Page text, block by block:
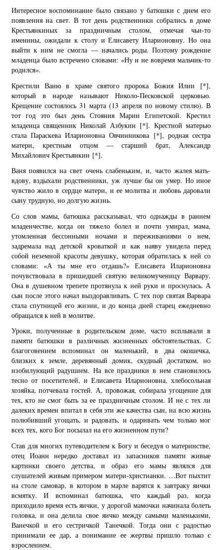
Интересное воспоминание было связано у батюшки с днем его
появления на свет. В тот день родственники собрались в доме
Крестьянкиных за праздничным столом, отмечая чьи-то
именины, ожидали к столу и Елисавету Иларионовну. Но она
выйти к ним не смогла — начались роды. Поэтому рождение
младенца было встречено словами: «Ну и не вовремя мальчик-то
родился».
Крестили Ваню в храме святого пророка Божия Илии [*],
который в народе называют Николо-Песковской церковью.
Крещение состоялось 31 марта (13 апреля по новому стилю). В
тот год это был день Стояния Марии Египетской. Крестил
младенца священник Николай Азбукин [*]. Крестной матерью
стала Параскева Иларионовна Овчинникова [*], родная сестра
матери, крестным отцом — старший брат, Александр
Михайлович Крестьянкин [*].
Ваня появился на свет очень слабеньким, и, часто жалея мать-
вдову, вздыхали родственники, уж лучше бы он умер. Но иное
чувство жило в сердце матери, и ее молитва и любовь даровали
сыну трудную, но долгую жизнь.
Со слов мамы, батюшка рассказывал, что однажды в раннем
младенчестве, когда он тяжело болел и почти умирал, мама,
утомленная бессонными ночами и переживаниями о нем,
задремала над детской кроваткой и как наяву увидела перед
собой неземной красоты девушку, которая обратилась к ней со
словами: «А ты мне его отдашь?» Елисавета Иларионовна
почувствовала в пришедшей святую великомученицу Варвару.
Она в душевном трепете протянула к ней руки и проснулась. А
сын после этого начал выздоравливать. С тех пор святая Варвара
стала спутницей его жизни, и до конца дней старец ежедневно
обращался к ней в молитве.
Уроки, полученные в родительском доме, часто всплывали в
памяти батюшки в различных жизненных обстоятельствах. С
благоговением вспоминал он маленький, в два окошечка,
близких к земле, деревянный домик, скудный достатком, но
изобилующий радушием. На все праздники в нем становилось
тесно от посетителей, и Елисавета Иларионовна, хлебосольная
хозяйка, потчевала гостей. А, провожая, собирала угощение для
тех, кто не смог быть за ее праздничным столом. И не с тех ли
далеких времен впитал в себя эти же качества сын, на всю жизнь
полюбивший угощать, и радовать, и одаривать чем только мог
всех тех, кого Бог посылал на его жизненном пути?
Став для многих путеводителем к Богу и беседуя о материнстве,
отец Иоанн нередко доставал из запасников памяти живые
картинки своего детства, и образ его мамы являлся для
слушателей живым примером матери-христианки. …Вот пыхтит
на столе самовар, в котором в марле варятся к завтраку яички
всмятку. И вспоминал батюшка, что каждый раз, когда
приходило время есть яички, у дорогой мамочки начинала болеть
головка, и она делила свое яичко между самыми маленькими,
Ванечкой и его сестричкой Танечкой. Тогда они с радостью
принимали ее дар, а понимание ее жертвы пришло только с
взрослением.